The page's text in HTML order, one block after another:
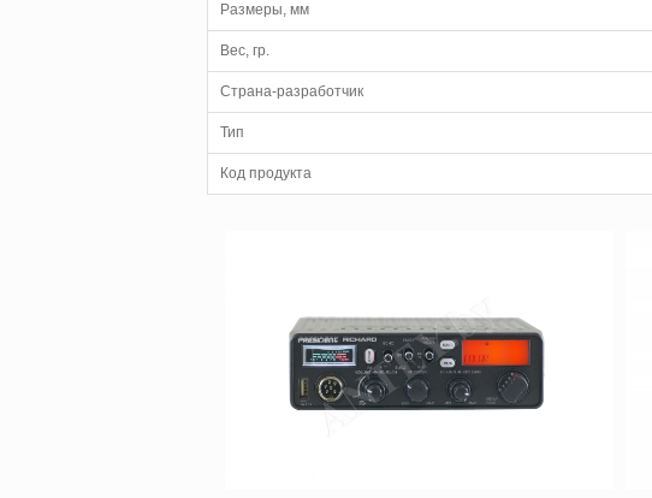
Размеры, мм
Вес, гр.
Страна-разработчик
Тип
Код продукта